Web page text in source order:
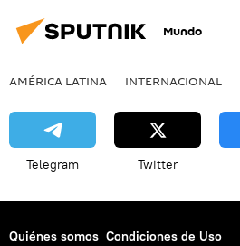
Mundo
AMÉRICA LATINA INTERNACIONAL
Telegram Twitter
Quiénes somos Condiciones de Uso